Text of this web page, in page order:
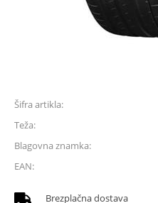
Šifra artikla:
Teža:
Blagovna znamka:
EAN:
Brezplačna dostava